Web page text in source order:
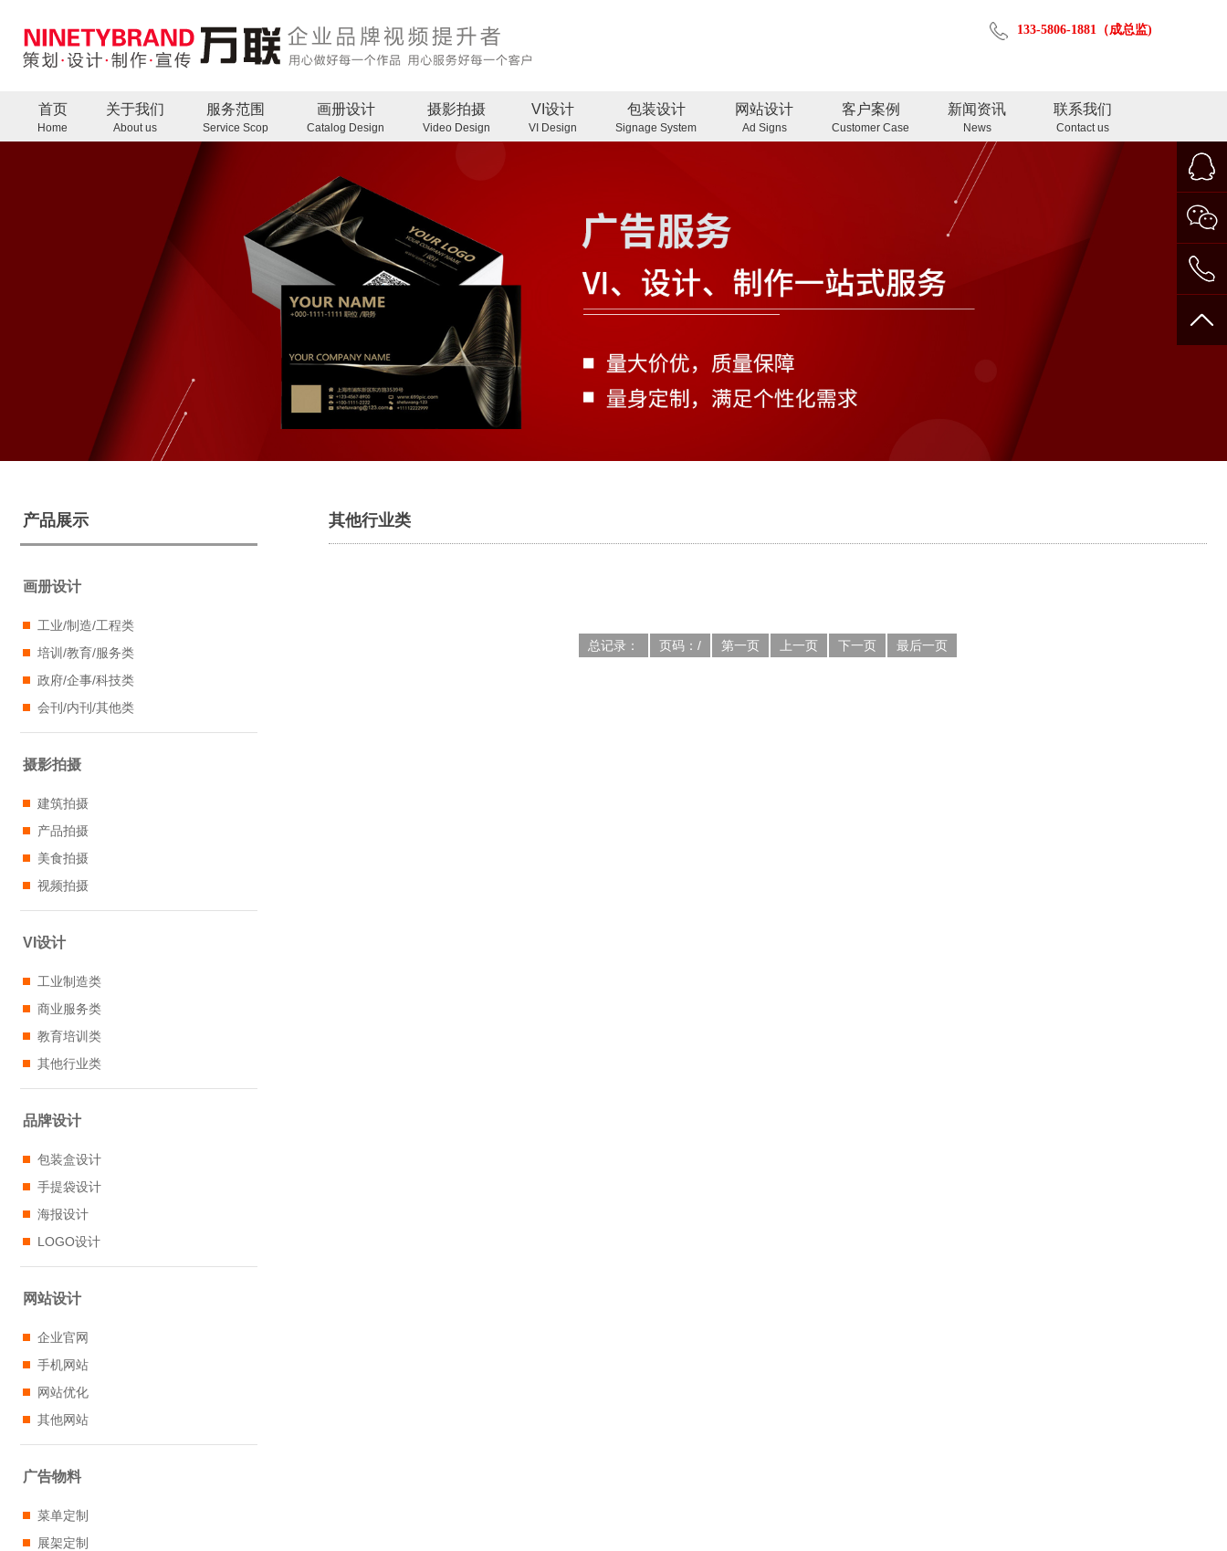
133-5806-1881（成总监)
首页
Home
关于我们
About us
服务范围
Service Scop
画册设计
Catalog Design
摄影拍摄
Video Design
VI设计
VI Design
包装设计
Signage System
网站设计
Ad Signs
客户案例
Customer Case
新闻资讯
News
联系我们
Contact us
产品展示
画册设计
工业/制造/工程类
培训/教育/服务类
政府/企事/科技类
会刊/内刊/其他类
摄影拍摄
建筑拍摄
产品拍摄
美食拍摄
视频拍摄
VI设计
工业制造类
商业服务类
教育培训类
其他行业类
品牌设计
包装盒设计
手提袋设计
海报设计
LOGO设计
网站设计
企业官网
手机网站
网站优化
其他网站
广告物料
菜单定制
展架定制
其他行业类
总记录： 页码：/ 第一页 上一页 下一页 最后一页